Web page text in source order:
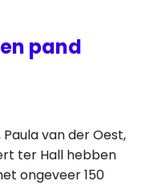
pand
Paula van der Oest,
ter Hall hebben
ongeveer 150